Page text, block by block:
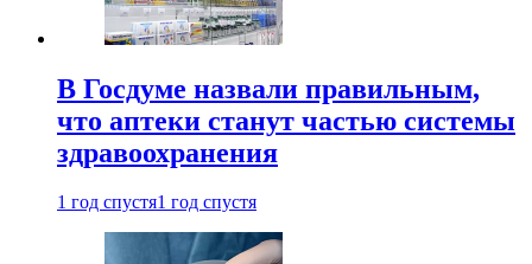
В Госдуме назвали правильным,
что аптеки станут частью системы
здравоохранения
1 год спустя1 год спустя